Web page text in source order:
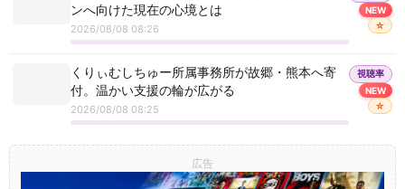
ンへ向けた現在の心境とは
2026/08/08 08:26
NEW
☆
くりぃむしちゅー所属事務所が故郷・熊本へ寄
付。温かい支援の輪が広がる
2026/08/08 08:25
視聴率
NEW
☆
広告